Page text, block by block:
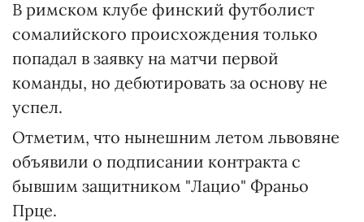
В римском клубе финский футболист
сомалийского происхождения только
попадал в заявку на матчи первой
команды, но дебютировать за основу не
успел.
Отметим, что нынешним летом львовяне
объявили о подписании контракта с
бывшим защитником "Лацио" Франьо
Прце.